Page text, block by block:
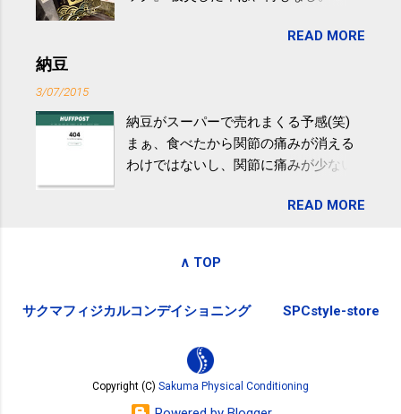
減らなくても効果があるという。 正田
波大「減量しなくても効果」 - ニュー
ス - アピタル（医療・健康）
が『たみこの海パック』。 ボランティ
全く考えていなかったので、貰えると
少しづつ復興してる感が伝わってきて
嬉しいです。 あと、ふるさと納税が節
ですが、節税になるほど稼げていない
税務局｜ふるさと納税など個人住民税
READ MORE
納豆
3/07/2015
納豆がスーパーで売れまくる予感(笑)
まぁ、食べたから関節の痛みが消える
わけではないし、関節に痛みが少ない
ど。。 「関節の老化」は、「コンドロ
歳をピークにして、体内で作られる量
代の半分、60代ではそのさらに半分に
起こさないためには、食生活で「コン
ドロイチン」を補うことが大切。そし
て「コンドロイチン」という成分は、
READ MORE
∧ TOP
サクマフィジカルコンデイショニング SPCstyle-store
Copyright (C) Sakuma Physical Conditioning